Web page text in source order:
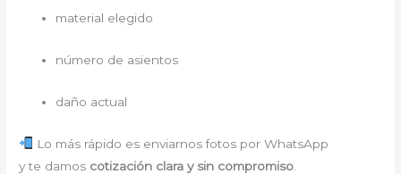
material elegido
número de asientos
daño actual
Lo más rápido es enviarnos fotos por WhatsApp
y te damos cotización clara y sin compromiso